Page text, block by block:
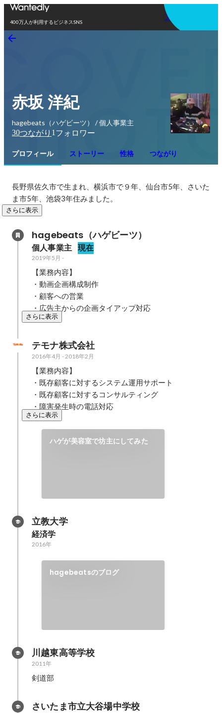
400万人が利用するビジネスSNS
アプリを使う
赤坂 洋紀
hagebeats（ハゲビーツ） / 個人事業主
30つながり 1 フォロワー
プロフィール ストーリー 性格 つながり
長野県佐久市で生まれ、横浜市で９年、仙台市5年、さいた
ま市5年、池袋3年住みました。
さらに表示
hagebeats（ハゲビーツ）
個人事業主 現在
2019年5月 -
【業務内容】
・動画企画構成制作
・顧客への営業
・広告主からの企画タイアップ対応
さらに表示
テモナ株式会社
2016年4月 -2018年2月
【業務内容】
・既存顧客に対するシステム運用サポート
・既存顧客に対するコンサルティング
・障害発生時の電話対応
さらに表示
ハゲが美容室で坊主にしてみた
立教大学
経済学
2016年
hagebeatsのブログ
川越東高等学校
2011年
剣道部
さいたま市立大谷場中学校